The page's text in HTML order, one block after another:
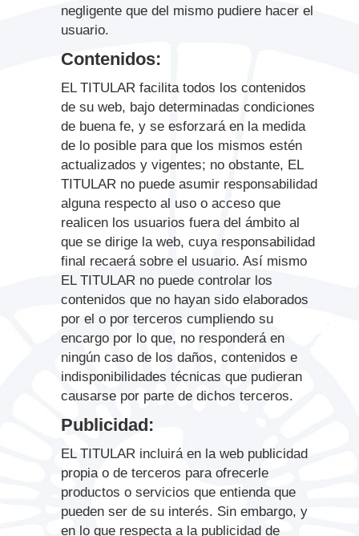
negligente que del mismo pudiere hacer el
usuario.
Contenidos:
EL TITULAR facilita todos los contenidos
de su web, bajo determinadas condiciones
de buena fe, y se esforzará en la medida
de lo posible para que los mismos estén
actualizados y vigentes; no obstante, EL
TITULAR no puede asumir responsabilidad
alguna respecto al uso o acceso que
realicen los usuarios fuera del ámbito al
que se dirige la web, cuya responsabilidad
final recaerá sobre el usuario. Así mismo
EL TITULAR no puede controlar los
contenidos que no hayan sido elaborados
por el o por terceros cumpliendo su
encargo por lo que, no responderá en
ningún caso de los daños, contenidos e
indisponibilidades técnicas que pudieran
causarse por parte de dichos terceros.
Publicidad:
EL TITULAR incluirá en la web publicidad
propia o de terceros para ofrecerle
productos o servicios que entienda que
pueden ser de su interés. Sin embargo, y
en lo que respecta a la publicidad de